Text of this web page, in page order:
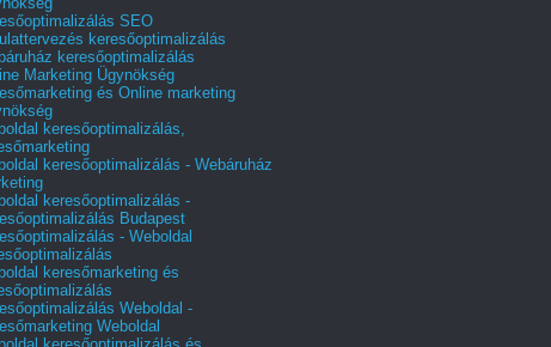
SEO
keresőoptimalizálás
keresőoptimalizálás
Marketing Ügynökség
és Online marketing
keresőoptimalizálás,
keresőoptimalizálás - Webáruház
keresőoptimalizálás -
Budapest
- Weboldal
keresőmarketing és
Weboldal -
Weboldal
keresőoptimalizálás és